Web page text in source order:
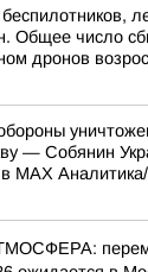
Общее число
дронов
— Собянин
MAX